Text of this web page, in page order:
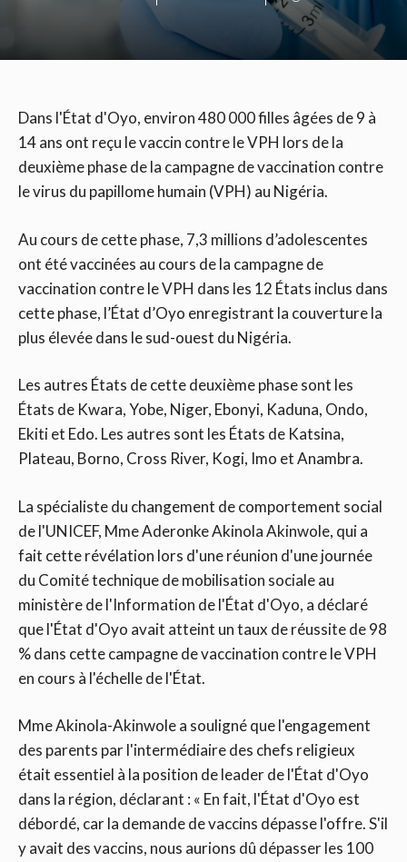
Dans l'État d'Oyo, environ 480 000 filles âgées de 9 à
14 ans ont reçu le vaccin contre le VPH lors de la
deuxième phase de la campagne de vaccination contre
le virus du papillome humain (VPH) au Nigéria.
Au cours de cette phase, 7,3 millions d’adolescentes
ont été vaccinées au cours de la campagne de
vaccination contre le VPH dans les 12 États inclus dans
cette phase, l’État d’Oyo enregistrant la couverture la
plus élevée dans le sud-ouest du Nigéria.
Les autres États de cette deuxième phase sont les
États de Kwara, Yobe, Niger, Ebonyi, Kaduna, Ondo,
Ekiti et Edo. Les autres sont les États de Katsina,
Plateau, Borno, Cross River, Kogi, Imo et Anambra.
La spécialiste du changement de comportement social
de l'UNICEF, Mme Aderonke Akinola Akinwole, qui a
fait cette révélation lors d'une réunion d'une journée
du Comité technique de mobilisation sociale au
ministère de l'Information de l'État d'Oyo, a déclaré
que l'État d'Oyo avait atteint un taux de réussite de 98
% dans cette campagne de vaccination contre le VPH
en cours à l'échelle de l'État.
Mme Akinola-Akinwole a souligné que l'engagement
des parents par l'intermédiaire des chefs religieux
était essentiel à la position de leader de l'État d'Oyo
dans la région, déclarant : « En fait, l'État d'Oyo est
débordé, car la demande de vaccins dépasse l'offre. S'il
y avait des vaccins, nous aurions dû dépasser les 100